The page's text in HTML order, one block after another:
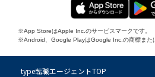
※App StoreはApple Inc.のサービスマークです。
※Android、Google PlayはGoogle Inc.の商標また
type転職エージェントTOP